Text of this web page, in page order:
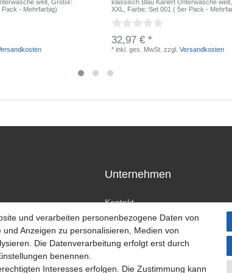
weit , Größe:
Pack - Mehrfarbig)
klassisch Blau Kariert Unterwäsche weit
XXL
, Farbe: Set 001 ( 5er Pack -
32,97 € *
*inkl. ges. MwSt. zzgl.Versandkosten
Unternehmen
Kontakt
Datenschutzerklärung
AGB Kundeninformationen
Impressum
und verarbeiten personenbezogene Daten von
Anzeigen zu personalisieren, Medien von
Die Datenverarbeitung erfolgt erst durch
benennen.
Interesses erfolgen. Die Zustimmung kann